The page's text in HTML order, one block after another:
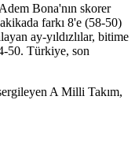
Bona'nın skorer
farkı 8'e (58-50)
ay-yıldızlılar, bitime
50. Türkiye, son
A Milli Takım,